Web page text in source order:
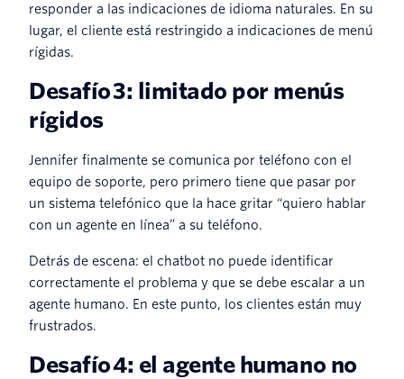
responder a las indicaciones de idioma naturales. En su
lugar, el cliente está restringido a indicaciones de menú
rígidas.
Desafío 3: limitado por menús
rígidos
Jennifer finalmente se comunica por teléfono con el
equipo de soporte, pero primero tiene que pasar por
un sistema telefónico que la hace gritar “quiero hablar
con un agente en línea” a su teléfono.
Detrás de escena: el chatbot no puede identificar
correctamente el problema y que se debe escalar a un
agente humano. En este punto, los clientes están muy
frustrados.
Desafío 4: el agente humano no